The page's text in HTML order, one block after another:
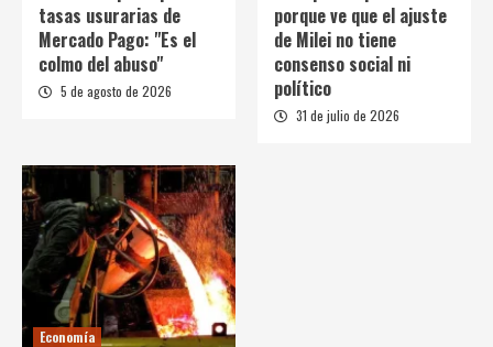
tasas usurarias de
Mercado Pago: "Es el
colmo del abuso"
5 de agosto de 2026
porque ve que el ajuste
de Milei no tiene
consenso social ni
político
31 de julio de 2026
Economía